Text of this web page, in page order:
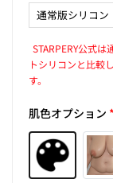
STARPERY公式
トシリコンと比較
す。
肌色オプション *